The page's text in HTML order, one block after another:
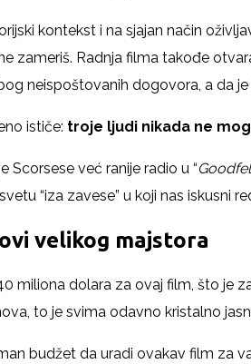
kontekst i na sjajan način
zameriš. Radnja filma takođe
neispoštovanih dogovora, a da
ističe: troje ljudi nikada ne
Scorsese već ranije radio u “
“iza zavese” u koji nas iskusni
velikog majstora
miliona dolara za ovaj film, što je
to je svima odavno kristalno
budžet da uradi ovakav film za